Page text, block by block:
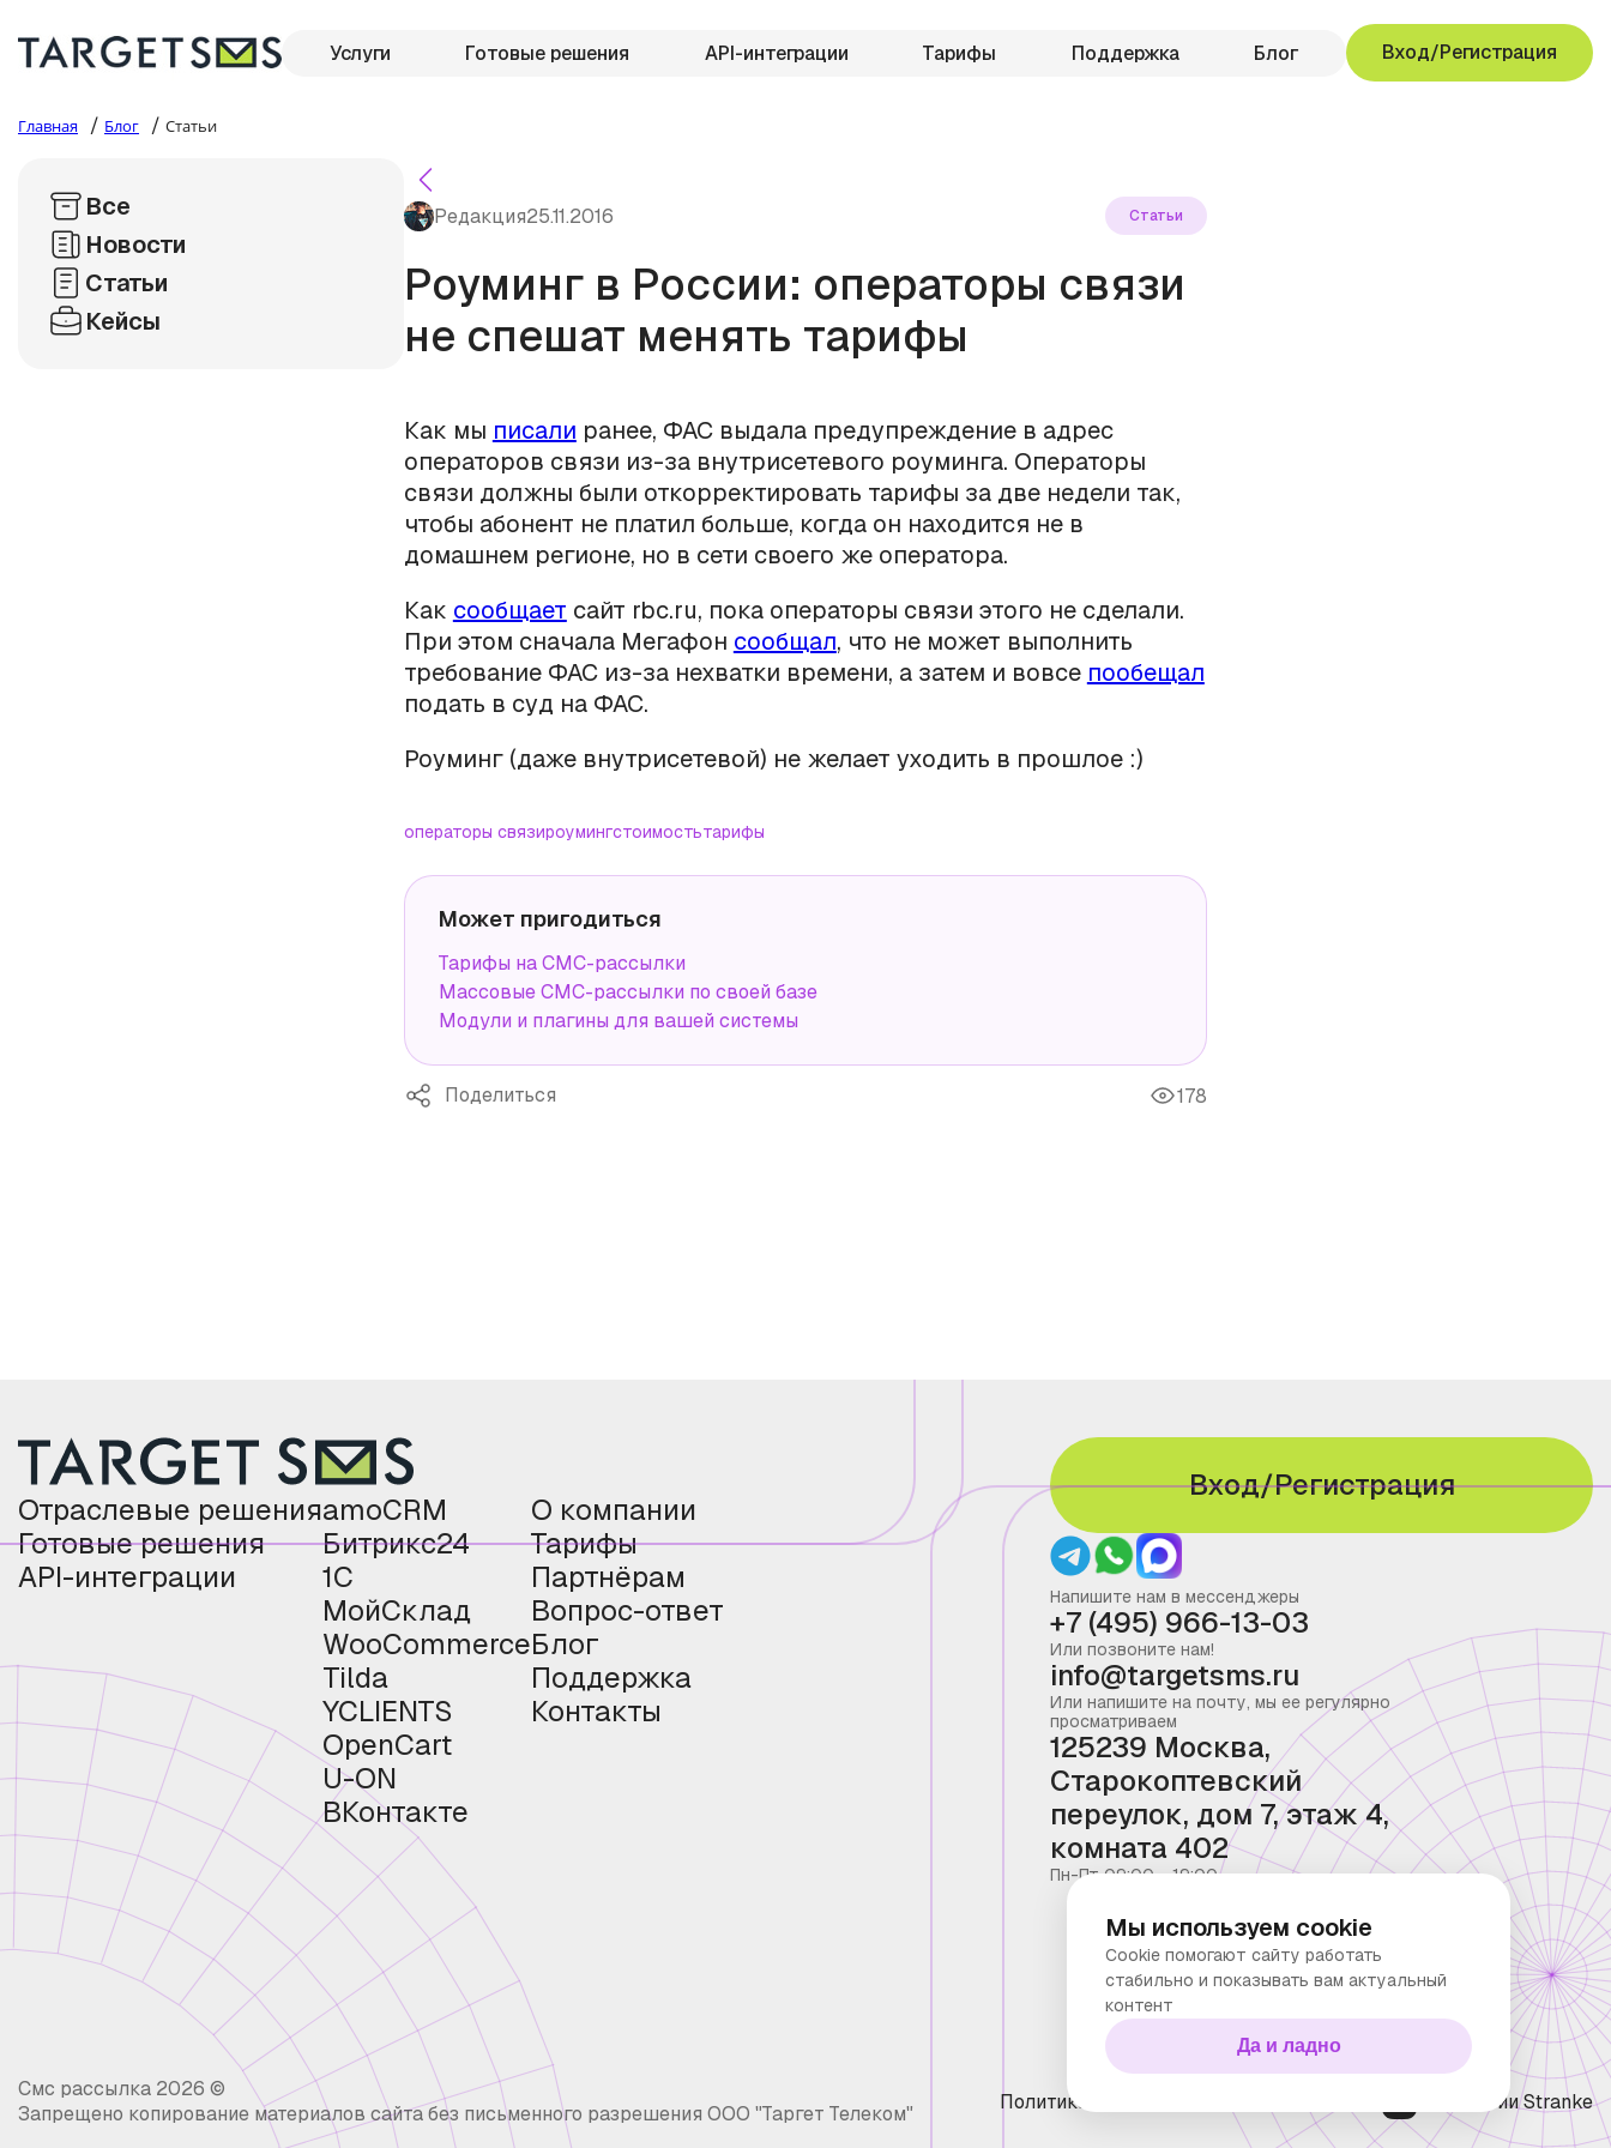
Услуги Готовые решения API-интеграции Тарифы Поддержка Блог Вход/Регистрация
Главная / Блог / Статьи
Все
Новости
Статьи
Кейсы
Редакция25.11.2016 Статьи
Роуминг в России: операторы связи
не спешат менять тарифы
Как мы писали ранее, ФАС выдала предупреждение в адрес
операторов связи из-за внутрисетевого роуминга. Операторы
связи должны были откорректировать тарифы за две недели так,
чтобы абонент не платил больше, когда он находится не в
домашнем регионе, но в сети своего же оператора.
Как сообщает сайт rbc.ru, пока операторы связи этого не сделали.
При этом сначала Мегафон сообщал, что не может выполнить
требование ФАС из-за нехватки времени, а затем и вовсе пообещал
подать в суд на ФАС.
Роуминг (даже внутрисетевой) не желает уходить в прошлое :)
операторы связироумингстоимостьтарифы
Может пригодиться
Тарифы на СМС-рассылки
Массовые СМС-рассылки по своей базе
Модули и плагины для вашей системы
Поделиться 178
Отраслевые решения
Готовые решения
API-интеграции
amoCRM
Битрикс24
1С
МойСклад
WooCommerce
Tilda
YCLIENTS
OpenCart
U-ON
ВКонтакте
О компании
Тарифы
Партнёрам
Вопрос-ответ
Блог
Поддержка
Контакты
Вход/Регистрация
Напишите нам в мессенджеры
+7 (495) 966-13-03
Или позвоните нам!
info@targetsms.ru
Или напишите на почту, мы ее регулярно
просматриваем
125239 Москва,
Старокоптевский
переулок, дом 7, этаж 4,
комната 402
Пн-Пт 09:00 - 19:00
Смс рассылка 2026 ©
Запрещено копирование материалов сайта без письменного разрешения ООО "Таргет Телеком"
Политика конфиденциальности Технологии Stranke
Мы используем cookie
Cookie помогают сайту работать
стабильно и показывать вам актуальный
контент
Да и ладно